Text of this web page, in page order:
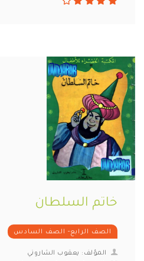
خاتم السلطان
الصف الرابع- الصف السادس
المؤلف: يعقوب الشاروني